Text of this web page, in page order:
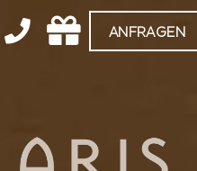
ANFRAGEN